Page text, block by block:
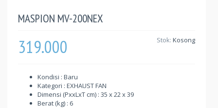
MASPION MV-200NEX
319.000 Stok: Kosong
Kondisi : Baru
Kategori : EXHAUST FAN
Dimensi (PxxLxT cm) : 35 x 22 x 39
Berat (kg) : 6